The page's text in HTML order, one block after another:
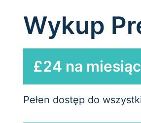
Wykup
£24 na miesiąc
Pełen dostęp do